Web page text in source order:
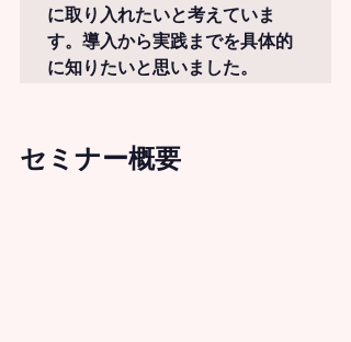
に取り入れたいと考えていま
す。導入から実践までを具体的
に知りたいと思いました。
セミナー概要